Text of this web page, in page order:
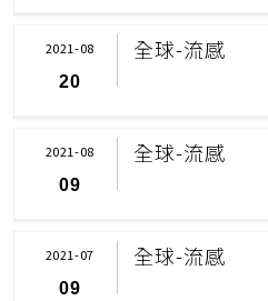
全球-流感
2021-08
20
全球-流感
2021-08
09
全球-流感
2021-07
09